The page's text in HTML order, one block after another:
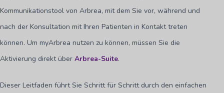
Kommunikationstool von Arbrea, mit dem Sie vor, während und
nach der Konsultation mit Ihren Patienten in Kontakt treten
können. Um myArbrea nutzen zu können, müssen Sie die
Aktivierung direkt überArbrea-Suite.
Dieser Leitfaden führt Sie Schritt für Schritt durch den einfachen